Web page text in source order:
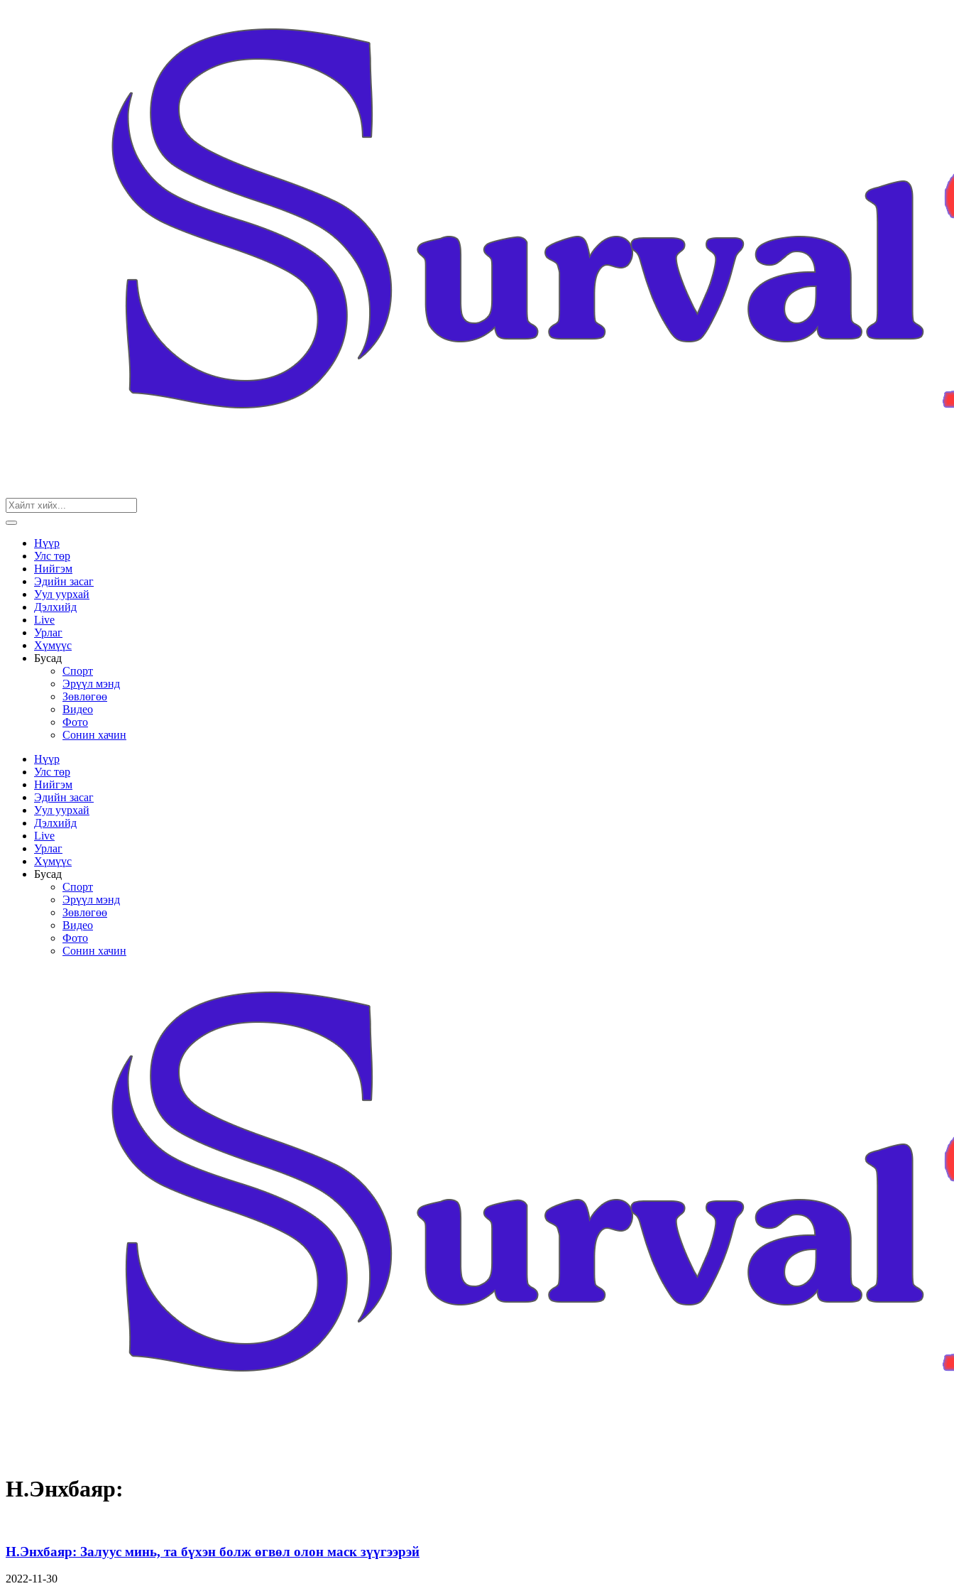
Нүүр
Улс төр
Нийгэм
Эдийн засаг
Уул уурхай
Дэлхийд
Live
Урлаг
Хүмүүс
Бусад
Спорт
Эрүүл мэнд
Зөвлөгөө
Видео
Фото
Сонин хачин
Нүүр
Улс төр
Нийгэм
Эдийн засаг
Уул уурхай
Дэлхийд
Live
Урлаг
Хүмүүс
Бусад
Спорт
Эрүүл мэнд
Зөвлөгөө
Видео
Фото
Сонин хачин
Н.Энхбаяр:
Н.Энхбаяр: Залуус минь, та бүхэн болж өгвөл олон маск зүүгээрэй
2022-11-30